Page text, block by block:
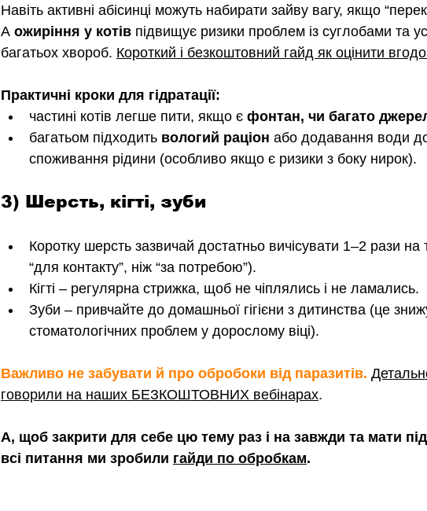
Навіть активні абісинці можуть набирати зайву вагу, якщо
А ожиріння у котів підвищує ризики проблем із суглобами та
багатьох хвороб. Короткий і безкоштовний гайд як оцінити
Практичні кроки для гідратації:
частині котів легше пити, якщо є фонтан, чи багато
багатьом підходить вологий раціон або додавання води
споживання рідини (особливо якщо є ризики з боку нирок).
3) Шерсть, кігті, зуби
Коротку шерсть зазвичай достатньо вичісувати 1–2 рази
“для контакту”, ніж “за потребою”).
Кігті – регулярна стрижка, щоб не чіплялись і не ламались.
Зуби – привчайте до домашньої гігієни з дитинства (це
стоматологічних проблем у дорослому віці).
Важливо не забувати й про обробоки від паразитів.
говорили на наших БЕЗКОШТОВНИХ вебінарах.
А, щоб закрити для себе цю тему раз і на завжди та мати
всі питання ми зробили гайди по обробкам.